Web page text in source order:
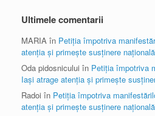
Ultimele comentarii
MARIA în Petiția împotriva
atenția și primește susținere națională
Oda pidosnicului în Petiția împotriva
Iași atrage atenția și primește
Radoi în Petiția împotriva
atenția și primește susținere națională